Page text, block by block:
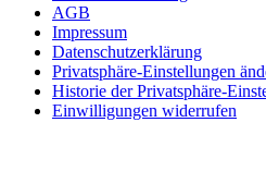
AGB
Impressum
Datenschutzerklärung
Privatsphäre-Einstellungen
Historie der Privatsphäre-
Einwilligungen widerrufen